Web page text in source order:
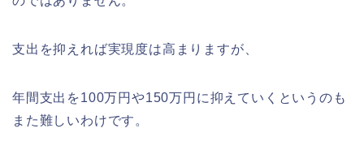
支出を抑えれば実現度は高まりますが、
年間支出を100万円や150万円に抑えていくというのも
また難しいわけです。